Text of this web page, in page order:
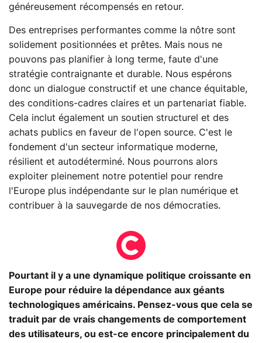
généreusement récompensés en retour.
Des entreprises performantes comme la nôtre sont
solidement positionnées et prêtes. Mais nous ne
pouvons pas planifier à long terme, faute d'une
stratégie contraignante et durable. Nous espérons
donc un dialogue constructif et une chance équitable,
des conditions-cadres claires et un partenariat fiable.
Cela inclut également un soutien structurel et des
achats publics en faveur de l'open source. C'est le
fondement d'un secteur informatique moderne,
résilient et autodéterminé. Nous pourrons alors
exploiter pleinement notre potentiel pour rendre
l'Europe plus indépendante sur le plan numérique et
contribuer à la sauvegarde de nos démocraties.
Pourtant il y a une dynamique politique croissante en
Europe pour réduire la dépendance aux géants
technologiques américains. Pensez-vous que cela se
traduit par de vrais changements de comportement
des utilisateurs, ou est-ce encore principalement du